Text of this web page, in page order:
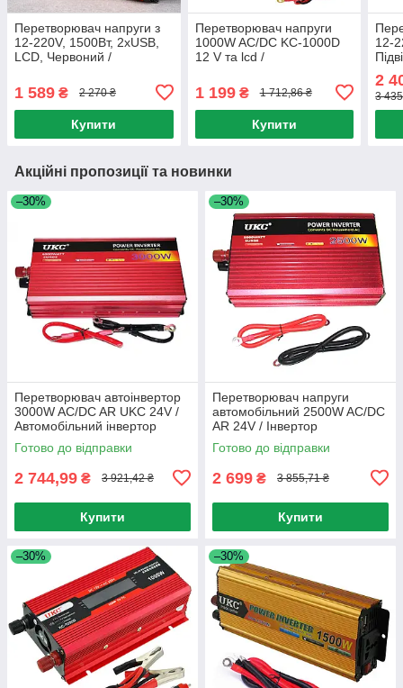
Перетворювач напруги з
12-220V, 1500Вт, 2хUSB,
LCD, Червоний /
Автомобільний інвертор
1 589 ₴ 2 270 ₴
Купити
Перетворювач напруги
1000W AC/DC KC-1000D
12 V та lcd /
1 199₴ 1 712,86 ₴
Купити
12-
2
3
Акційні пропозиції та новинки
–30%
Перетворювач автоінвертор
3000W AC/DC AR UKC 24V /
Автомобільний інвертор
напруги
Готово до відправки
2 744,99 ₴ 3 921,42 ₴
Купити
–30%
Перетворювач напруги
автомобільний 2500W AC/DC
AR 24V / Інвертор
автомобільний / Автоінвертор
Готово до відправки
2 699 ₴ 3 855,71 ₴
Купити
–30% –30%